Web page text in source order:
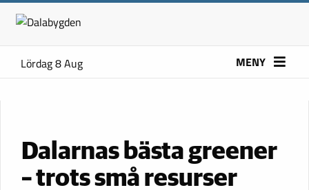
Lördag 8 Aug MENY
Dalarnas bästa greener
– trots små resurser